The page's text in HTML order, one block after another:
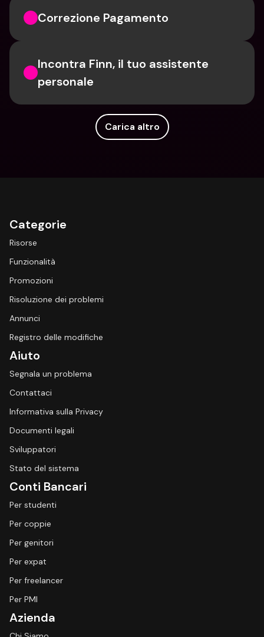
Correzione Pagamento
Incontra Finn, il tuo assistente
personale
Carica altro
Categorie
Risorse
Funzionalità
Promozioni
Risoluzione dei problemi
Annunci
Registro delle modifiche
Aiuto
Segnala un problema
Contattaci
Informativa sulla Privacy
Documenti legali
Sviluppatori
Stato del sistema
Conti Bancari
Per studenti
Per coppie
Per genitori
Per expat
Per freelancer
Per PMI
Azienda